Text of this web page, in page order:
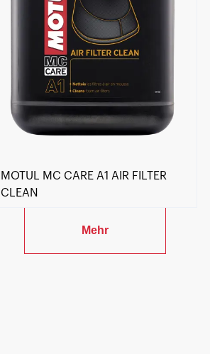
MOTUL MC CARE A1 AIR FILTER
CLEAN
Mehr